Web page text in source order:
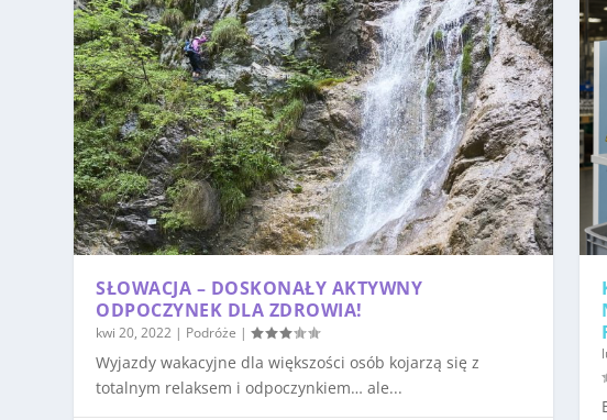
SŁOWACJA – DOSKONAŁY AKTYWNY
ODPOCZYNEK DLA ZDROWIA!
kwi 20, 2022 | Podróże |
Wyjazdy wakacyjne dla większości osób kojarzą się z
totalnym relaksem i odpoczynkiem… ale...